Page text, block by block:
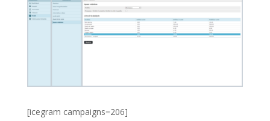
[icegram campaigns=206]